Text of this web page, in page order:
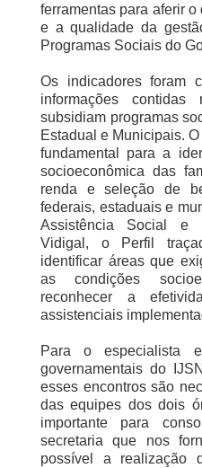
ferramentas para aferir
e a qualidade da
Programas Sociais do
Os indicadores foram
informações
subsidiam programas
Estadual e Municipais.
fundamental para a
socioeconômica das
renda e seleção de
federais, estaduais e
Assistência Social e
Vidigal, o Perfil
identificar áreas que
as condições
reconhecer a
assistenciais
Para o especialista
governamentais do
esses encontros são
das equipes dos dois
importante para
secretaria que nos
possível a realização